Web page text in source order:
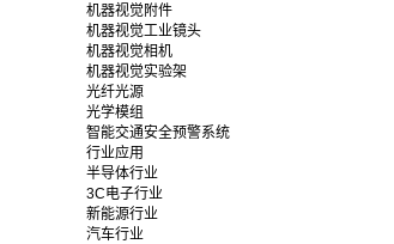
机器视觉附件
机器视觉工业镜头
机器视觉相机
机器视觉实验架
光纤光源
光学模组
智能交通安全预警系统
行业应用
半导体行业
3C电子行业
新能源行业
汽车行业